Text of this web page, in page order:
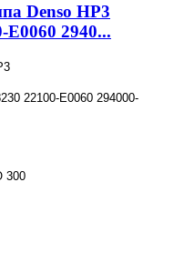
Denso HP3
E0060 2940...
22100-E0060 294000-
300